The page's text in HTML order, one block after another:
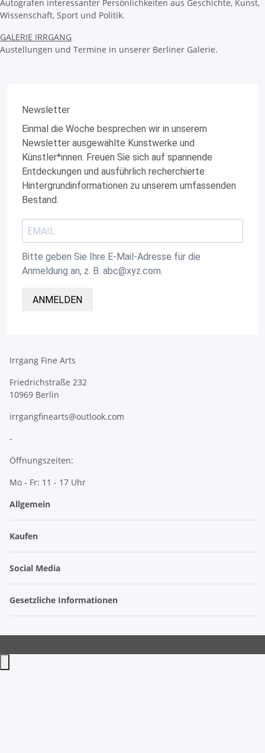
Autografen interessanter Persönlichkeiten aus Geschichte, Kunst,
Wissenschaft, Sport und Politik.
GALERIE IRRGANG
Austellungen und Termine in unserer Berliner Galerie.
Newsletter
Einmal die Woche besprechen wir in unserem
Newsletter ausgewählte Kunstwerke und
Künstler*innen. Freuen Sie sich auf spannende
Entdeckungen und ausführlich recherchierte
Hintergrundinformationen zu unserem umfassenden
Bestand.
Bitte geben Sie Ihre E-Mail-Adresse für die
Anmeldung an, z. B. abc@xyz.com.
ANMELDEN
Irrgang Fine Arts
Friedrichstraße 232
10969 Berlin
irrgangfinearts@outlook.com
-
Öffnungszeiten:
Mo - Fr: 11 - 17 Uhr
Allgemein
Kaufen
Social Media
Gesetzliche Informationen